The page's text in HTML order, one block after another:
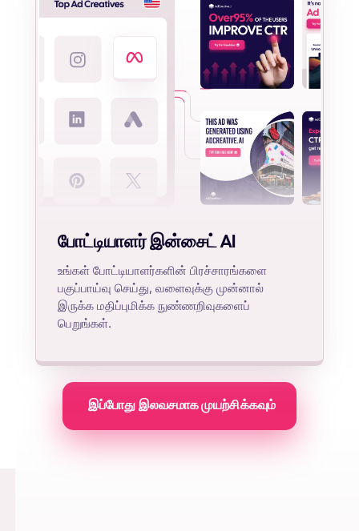
போட்டியாளர் இன்சைட் AI
உங்கள் போட்டியாளர்களின் பிரச்சாரங்களை
பகுப்பாய்வு செய்து, வளைவுக்கு முன்னால்
இருக்க மதிப்புமிக்க நுண்ணறிவுகளைப்
பெறுங்கள்.
இப்போது இலவசமாக முயற்சிக்கவும்